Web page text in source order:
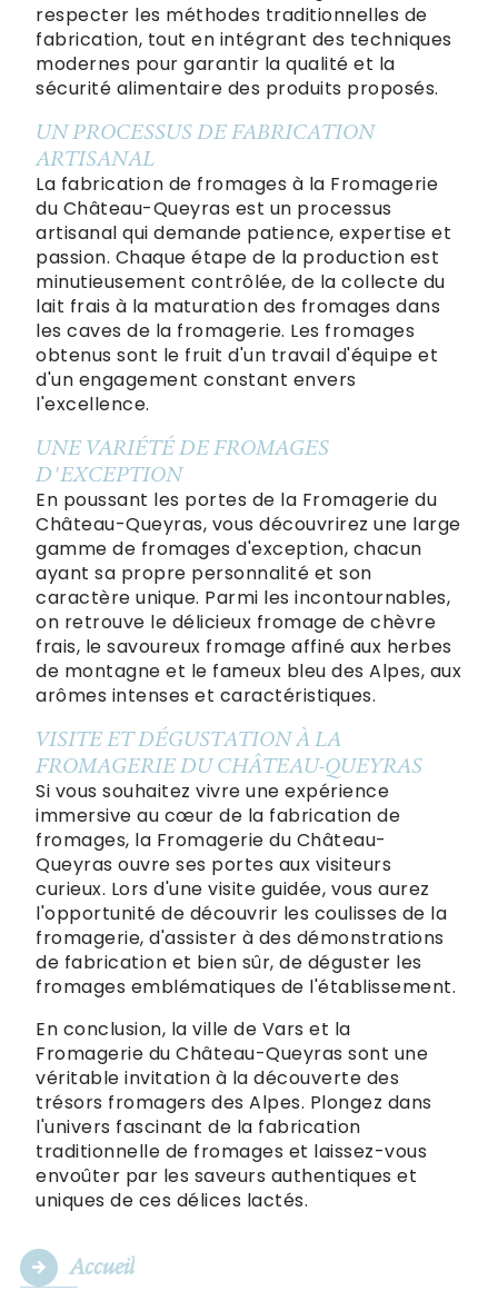
respecter les méthodes traditionnelles de
fabrication, tout en intégrant des techniques
modernes pour garantir la qualité et la
sécurité alimentaire des produits proposés.
UN PROCESSUS DE FABRICATION
ARTISANAL
La fabrication de fromages à la Fromagerie
du Château-Queyras est un processus
artisanal qui demande patience, expertise et
passion. Chaque étape de la production est
minutieusement contrôlée, de la collecte du
lait frais à la maturation des fromages dans
les caves de la fromagerie. Les fromages
obtenus sont le fruit d'un travail d'équipe et
d'un engagement constant envers
l'excellence.
UNE VARIÉTÉ DE FROMAGES
D'EXCEPTION
En poussant les portes de la Fromagerie du
Château-Queyras, vous découvrirez une large
gamme de fromages d'exception, chacun
ayant sa propre personnalité et son
caractère unique. Parmi les incontournables,
on retrouve le délicieux fromage de chèvre
frais, le savoureux fromage affiné aux herbes
de montagne et le fameux bleu des Alpes, aux
arômes intenses et caractéristiques.
VISITE ET DÉGUSTATION À LA
FROMAGERIE DU CHÂTEAU-QUEYRAS
Si vous souhaitez vivre une expérience
immersive au cœur de la fabrication de
fromages, la Fromagerie du Château-
Queyras ouvre ses portes aux visiteurs
curieux. Lors d'une visite guidée, vous aurez
l'opportunité de découvrir les coulisses de la
fromagerie, d'assister à des démonstrations
de fabrication et bien sûr, de déguster les
fromages emblématiques de l'établissement.
En conclusion, la ville de Vars et la
Fromagerie du Château-Queyras sont une
véritable invitation à la découverte des
trésors fromagers des Alpes. Plongez dans
l'univers fascinant de la fabrication
traditionnelle de fromages et laissez-vous
envoûter par les saveurs authentiques et
uniques de ces délices lactés.
Accueil